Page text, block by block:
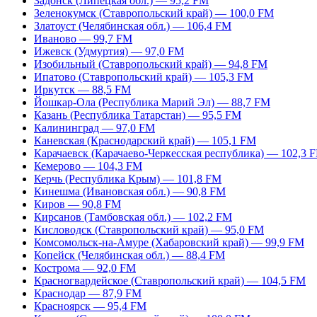
Зеленокумск (Ставропольский край) — 100,0 FM
Златоуст (Челябинская обл.) — 106,4 FM
Иваново — 99,7 FM
Ижевск (Удмуртия) — 97,0 FM
Изобильный (Ставропольский край) — 94,8 FM
Ипатово (Ставропольский край) — 105,3 FM
Иркутск — 88,5 FM
Йошкар-Ола (Республика Марий Эл) — 88,7 FM
Казань (Республика Татарстан) — 95,5 FM
Калининград — 97,0 FM
Каневская (Краснодарский край) — 105,1 FM
Карачаевск (Карачаево-Черкесская республика) — 102,3
Кемерово — 104,3 FM
Керчь (Республика Крым) — 101,8 FM
Кинешма (Ивановская обл.) — 90,8 FM
Киров — 90,8 FM
Кирсанов (Тамбовская обл.) — 102,2 FM
Кисловодск (Ставропольский край) — 95,0 FM
Комсомольск-на-Амуре (Хабаровский край) — 99,9 FM
Копейск (Челябинская обл.) — 88,4 FM
Кострома — 92,0 FM
Красногвардейское (Ставропольский край) — 104,5 FM
Краснодар — 87,9 FM
Красноярск — 95,4 FM